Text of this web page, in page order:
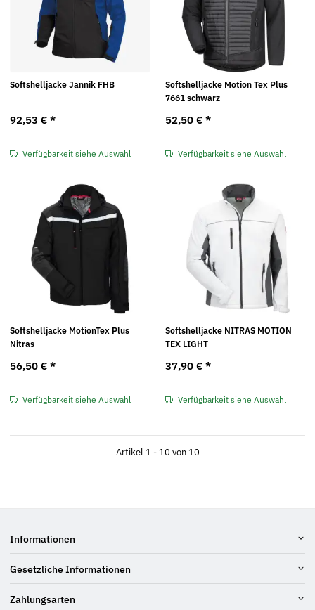
Softshelljacke Jannik FHB
92,53 € *
Verfügbarkeit siehe Auswahl
Softshelljacke Motion Tex Plus
7661 schwarz
52,50 € *
Verfügbarkeit siehe Auswahl
Softshelljacke MotionTex Plus
Nitras
56,50 € *
Verfügbarkeit siehe Auswahl
Softshelljacke NITRAS MOTION
TEX LIGHT
37,90 € *
Verfügbarkeit siehe Auswahl
Artikel 1 - 10 von 10
Informationen
Gesetzliche Informationen
Zahlungsarten